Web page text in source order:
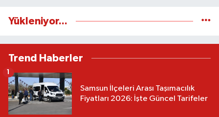
Yükleniyor...
Trend Haberler
Samsun İlçeleri Arası Taşımacılık
Fiyatları 2026: İşte Güncel Tarifeler
1